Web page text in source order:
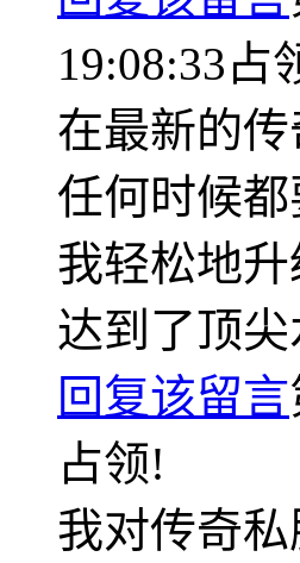
19:08:33占
在最新的
任何时候
我轻松地
达到了顶尖
回复该留言
占领!
我对传奇